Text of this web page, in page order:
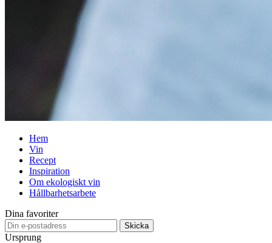
Hem
Vin
Recept
Inspiration
Om ekologiskt vin
Hållbarhetsarbete
Dina favoriter
Skicka
Ursprung